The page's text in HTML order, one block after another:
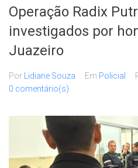
Operação Radix
investigados por
Juazeiro
Por Lidiane Souza Em Policial
0 comentário(s)